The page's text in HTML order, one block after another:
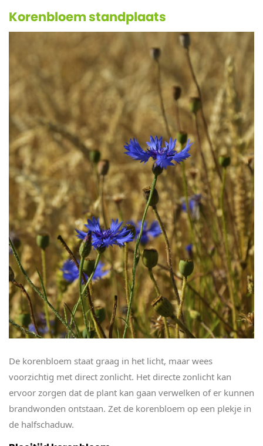
Korenbloem standplaats
De korenbloem staat graag in het licht, maar wees
voorzichtig met direct zonlicht. Het directe zonlicht kan
ervoor zorgen dat de plant kan gaan verwelken of er kunnen
brandwonden ontstaan. Zet de korenbloem op een plekje in
de halfschaduw.